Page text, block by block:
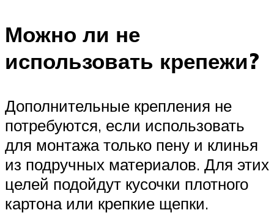
Можно ли не
использовать крепежи?
Дополнительные крепления не
потребуются, если использовать
для монтажа только пену и клинья
из подручных материалов. Для этих
целей подойдут кусочки плотного
картона или крепкие щепки.